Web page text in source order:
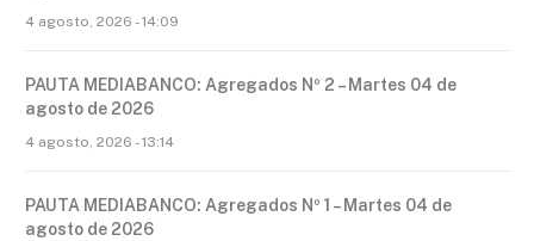
4 agosto, 2026 - 14:09
PAUTA MEDIABANCO: Agregados Nº 2 – Martes 04 de
agosto de 2026
4 agosto, 2026 - 13:14
PAUTA MEDIABANCO: Agregados Nº 1 – Martes 04 de
agosto de 2026